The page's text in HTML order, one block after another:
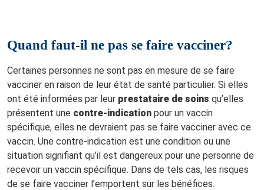
Quand faut-il ne pas se faire vacciner?
Certaines personnes ne sont pas en mesure de se faire
vacciner en raison de leur état de santé particulier. Si elles
ont été informées par leur prestataire de soins qu’elles
présentent une contre-indication pour un vaccin
spécifique, elles ne devraient pas se faire vacciner avec ce
vaccin. Une contre-indication est une condition ou une
situation signifiant qu’il est dangereux pour une personne de
recevoir un vaccin spécifique. Dans de tels cas, les risques
de se faire vacciner l’emportent sur les bénéfices.